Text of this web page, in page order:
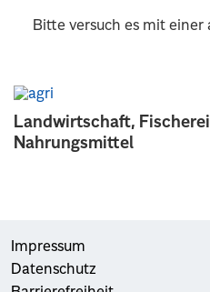
Landwirtschaft,
Nahrungsmittel
Bitte versuch es mit einer
Impressum
Datenschutz